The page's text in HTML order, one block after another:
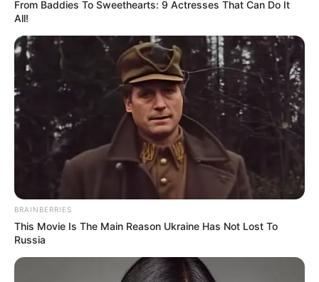
correctamente.
From Baddies To Sweethearts: 9 Actresses That Can Do It
All!
BRAINBERRIES
This Movie Is The Main Reason Ukraine Has Not Lost To
Russia